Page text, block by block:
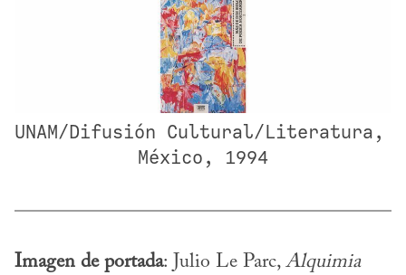
UNAM/Difusión Cultural/Literatura,
México, 1994
Imagen de portada: Julio Le Parc, Alquimia